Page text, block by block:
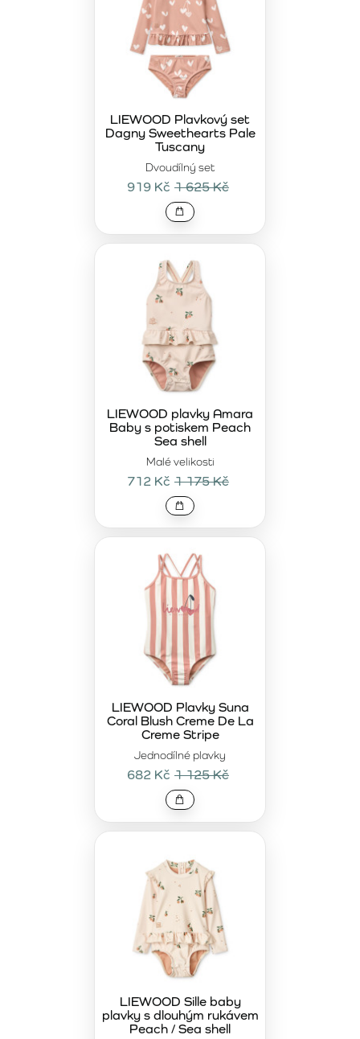
Dvoudílný set
LIEWOOD Plavkový set
Dagny Sweethearts Pale
Tuscany
919 Kč 1 625 Kč
Malé velikosti
LIEWOOD plavky Amara
Baby s potiskem Peach
Sea shell
712 Kč 1 175 Kč
Jednodílné plavky
LIEWOOD Plavky Suna
Coral Blush Creme De La
Creme Stripe
682 Kč 1 125 Kč
LIEWOOD Sille baby
plavky s dlouhým rukávem
Peach / Sea shell